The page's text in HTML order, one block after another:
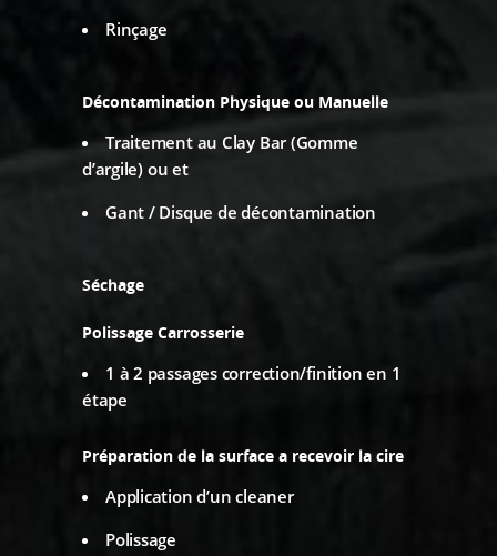
Rinçage
Décontamination Physique ou Manuelle
Traitement au Clay Bar (Gomme
d’argile) ou et
Gant / Disque de décontamination
Séchage
Polissage Carrosserie
1 à 2 passages correction/finition en 1
étape
Préparation de la surface a recevoir la cire
Application d’un cleaner
Polissage